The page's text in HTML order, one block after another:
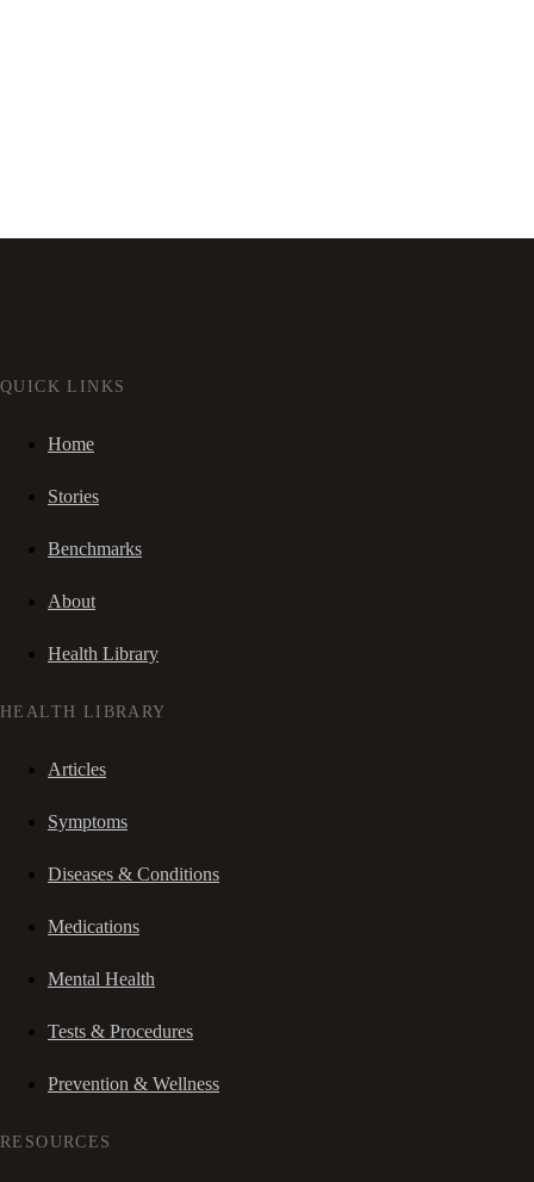
QUICK LINKS
Home
Stories
Benchmarks
About
Health Library
HEALTH LIBRARY
Articles
Symptoms
Diseases & Conditions
Medications
Mental Health
Tests & Procedures
Prevention & Wellness
RESOURCES